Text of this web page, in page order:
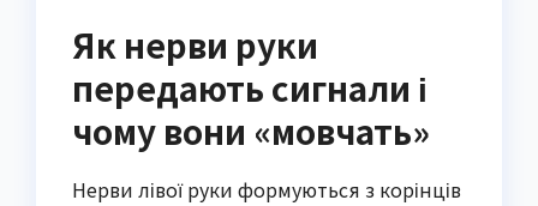
Як нерви руки
передають сигнали і
чому вони «мовчать»
Нерви лівої руки формуються з корінців